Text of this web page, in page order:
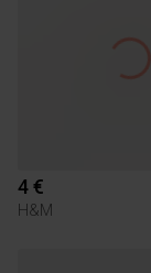
4 €
H&M